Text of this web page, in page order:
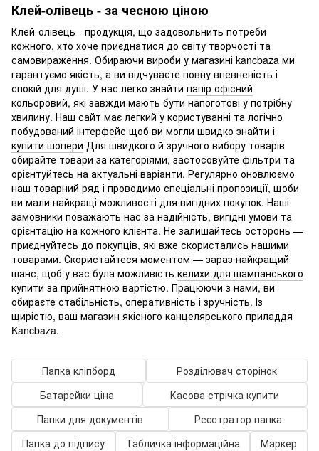
Клей-олівець - за чесною ціною
Клей-олівець - продукція, що задовольнить потреби
кожного, хто хоче приєднатися до світу творчості та
самовираження. Обираючи вироби у магазині kancbaza ми
гарантуємо якість, а ви відчуваєте повну впевненість і
спокій для душі. У нас легко знайти папір офісний
кольоровий, які завжди мають бути напоготові у потрібну
хвилину. Наш сайт має легкий у користуванні та логічно
побудований інтерфейс щоб ви могли швидко знайти і
купити шопери Для швидкого й зручного вибору товарів
обирайте товари за категоріями, застосовуйте фільтри та
орієнтуйтесь на актуальні варіанти. Регулярно оновлюємо
наш товарний ряд і проводимо спеціальні пропозиції, щоби
ви мали найкращі можливості для вигідних покупок. Наші
замовники поважають нас за надійність, вигідні умови та
орієнтацію на кожного клієнта. Не залишайтесь осторонь —
приєднуйтесь до покупців, які вже скористались нашими
товарами. Скористайтеся моментом — зараз найкращий
шанс, щоб у вас була можливість келихи для шампанського
купити за прийнятною вартістю. Працюючи з нами, ви
обираєте стабільність, оперативність і зручність. Із
щирістю, ваш магазин якісного канцелярського приладдя
Kancbaza.
Папка кліпборд
Розділювач сторінок
Батарейки ціна
Касова стрічка купити
Папки для документів
Реєстратор папка
Папка до підпису
Табличка інформаційна
Маркер